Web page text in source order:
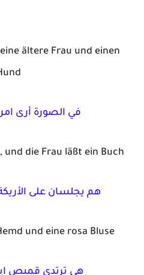
ältere Frau und einen
und die Frau läßt ein Buch
هم يجلسان على
und eine rosa Bluse